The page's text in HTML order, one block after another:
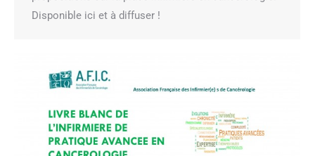
Disponible ici et à diffuser !